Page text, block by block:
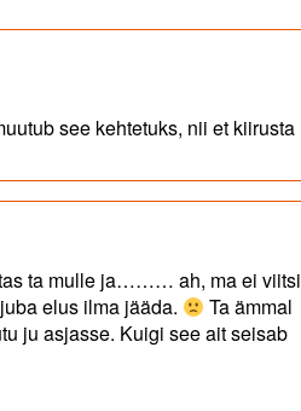
see kehtetuks, nii et kiirusta
ta mulle ja……… ah, ma ei viitsi
elus ilma jääda.
Ta ämmal
ju asjasse. Kuigi see ait seisab